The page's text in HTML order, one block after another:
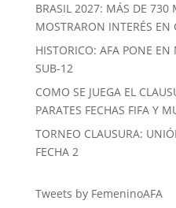
BRASIL 2027: MÁS DE 730
MOSTRARON INTERÉS EN
HISTORICO: AFA PONE EN
SUB-12
COMO SE JUEGA EL
PARATES FECHAS FIFA Y
TORNEO CLAUSURA:
FECHA 2
Tweets by FemeninoAFA